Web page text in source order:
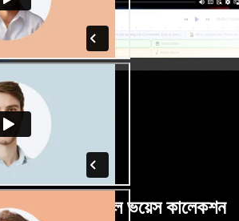
উচ্চারণে বিশাল ভয়েস কালেকশন